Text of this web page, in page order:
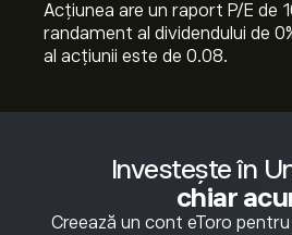
Investește în
chiar
Creează un cont eToro
Acțiunea are un raport P/E de
randament al dividendului de
al acțiunii este de 0.08.